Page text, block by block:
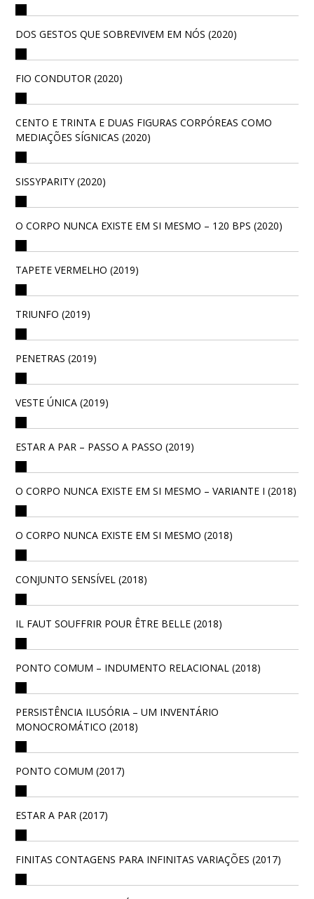
DOS GESTOS QUE SOBREVIVEM EM NÓS (2020)
FIO CONDUTOR (2020)
CENTO E TRINTA E DUAS FIGURAS CORPÓREAS COMO
MEDIAÇÕES SÍGNICAS (2020)
SISSYPARITY (2020)
O CORPO NUNCA EXISTE EM SI MESMO – 120 BPS (2020)
TAPETE VERMELHO (2019)
TRIUNFO (2019)
PENETRAS (2019)
VESTE ÚNICA (2019)
ESTAR A PAR – PASSO A PASSO (2019)
O CORPO NUNCA EXISTE EM SI MESMO – VARIANTE I (2018)
O CORPO NUNCA EXISTE EM SI MESMO (2018)
CONJUNTO SENSÍVEL (2018)
IL FAUT SOUFFRIR POUR ÊTRE BELLE (2018)
PONTO COMUM – INDUMENTO RELACIONAL (2018)
PERSISTÊNCIA ILUSÓRIA – UM INVENTÁRIO
MONOCROMÁTICO (2018)
PONTO COMUM (2017)
ESTAR A PAR (2017)
FINITAS CONTAGENS PARA INFINITAS VARIAÇÕES (2017)